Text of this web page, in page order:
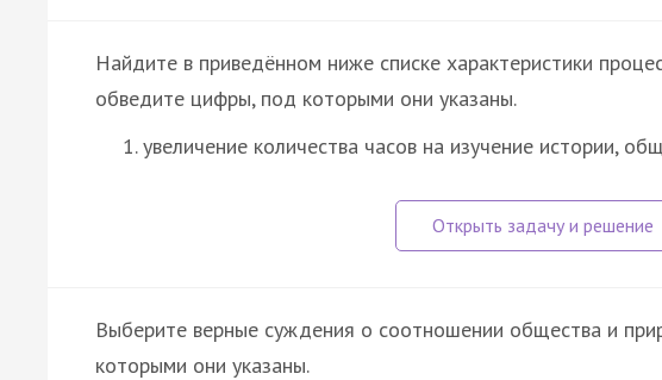
Найдите в приведённом ниже списке характеристики
обведите цифры, под которыми они указаны.
увеличение количества часов на изучение истории,
Выберите верные суждения о соотношении общества и
которыми они указаны.